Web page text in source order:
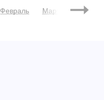
Февраль Март Апрель